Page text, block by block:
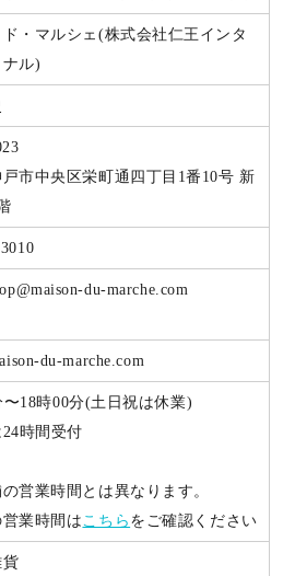
ド・マルシェ(株式会社仁王インタ
ル)
市中央区栄町通四丁目1番10号 新
du-marche.com
du-marche.com
〜18時00分(土日祝は休業)
時間受付
営業時間とは異なります。
業時間はこちら をご確認ください
貨